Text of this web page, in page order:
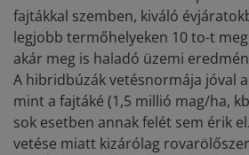
fajtákkal szemben, kiváló
legjobb termőhelyeken 10 to-t
akár meg is haladó üzemi
A hibridbúzák vetésnormája jóval
mint a fajtáké (1,5 millió mag/ha,
sok esetben annak felét sem érik
vetése miatt kizárólag